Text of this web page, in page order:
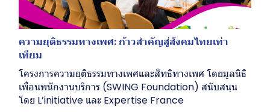
ความยุติธรรมทางเพศ: ก้าวสำคัญสู่สังคมไทยเท่า
เทียม
โครงการความยุติธรรมทางเพศและสิทธิทางเพศ โดยมูลนิธิ
เพื่อนพนักงานบริการ (SWING Foundation) สนับสนุน
โดย L’initiative และ Expertise France